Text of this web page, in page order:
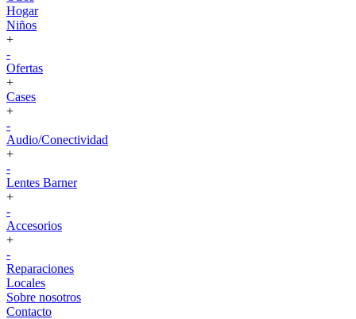
Hogar
Niños
+
-
Ofertas
+
Cases
+
-
Audio/Conectividad
+
-
Lentes Barner
+
-
Accesorios
+
-
Reparaciones
Locales
Sobre nosotros
Contacto